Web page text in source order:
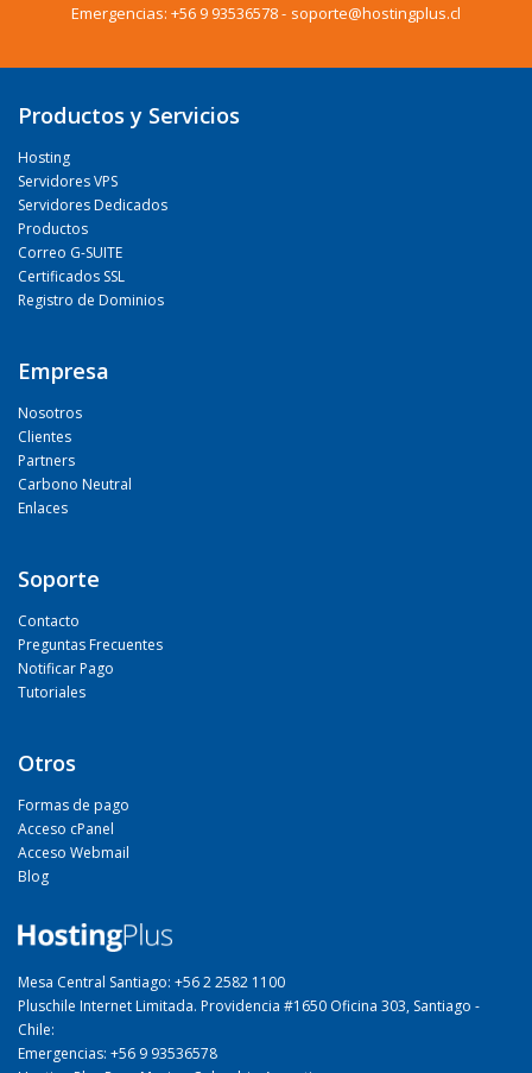
Emergencias: +56 9 93536578- soporte@hostingplus.cl
Productos y Servicios
Hosting
Servidores VPS
Servidores Dedicados
Productos
Correo G-SUITE
Certificados SSL
Registro de Dominios
Empresa
Nosotros
Clientes
Partners
Carbono Neutral
Enlaces
Soporte
Contacto
Preguntas Frecuentes
Notificar Pago
Tutoriales
Otros
Formas de pago
Acceso cPanel
Acceso Webmail
Blog
Mesa Central Santiago: +56 2 2582 1100
Pluschile Internet Limitada. Providencia #1650 Oficina 303, Santiago -
Chile:
Emergencias: +56 9 93536578